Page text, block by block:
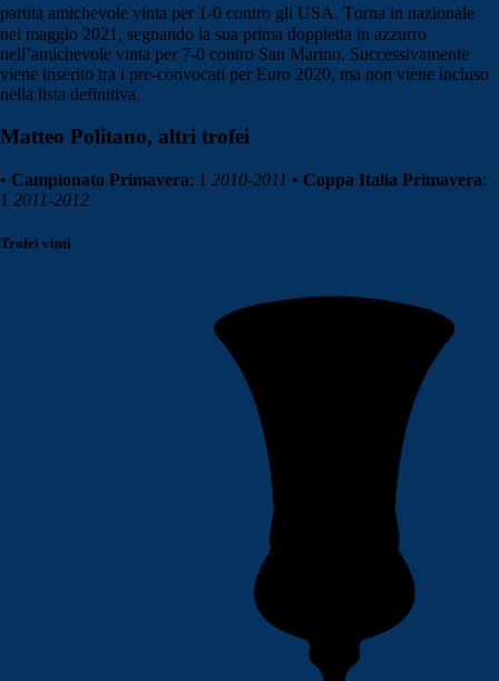
partita amichevole vinta per 1-0 contro gli USA. Torna in nazionale
nel maggio 2021, segnando la sua prima doppietta in azzurro
nell’amichevole vinta per 7-0 contro San Marino. Successivamente
viene inserito tra i pre-convocati per Euro 2020, ma non viene incluso
nella lista definitiva.
Matteo Politano, altri trofei
• Campionato Primavera: 1 2010-2011 • Coppa Italia Primavera:
1 2011-2012
Trofei vinti